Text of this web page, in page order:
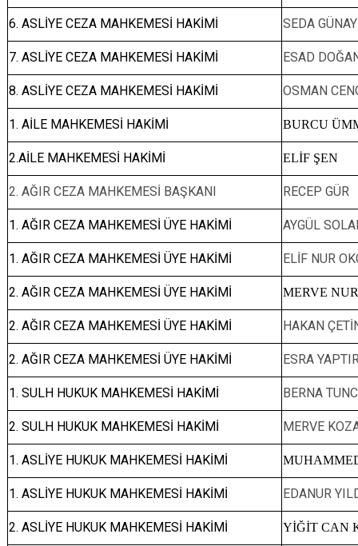
6. ASLİYE CEZA MAHKEMESİ HAKİMİ SEDA
7. ASLİYE CEZA MAHKEMESİ HAKİMİ ESAD
8. ASLİYE CEZA MAHKEMESİ HAKİMİ OSMAN
1. AİLE MAHKEMESİ HAKİMİ BURCU
2.AİLE MAHKEMESİ HAKİMİ ELİF ŞEN
2. AĞIR CEZA MAHKEMESİ BAŞKANI RECEP GÜR
1. AĞIR CEZA MAHKEMESİ ÜYE HAKİMİ AYGÜL
1. AĞIR CEZA MAHKEMESİ ÜYE HAKİMİ ELİF NUR
2. AĞIR CEZA MAHKEMESİ ÜYE HAKİMİ MERVE
2. AĞIR CEZA MAHKEMESİ ÜYE HAKİMİ HAKAN
2. AĞIR CEZA MAHKEMESİ ÜYE HAKİMİ ESRA
1. SULH HUKUK MAHKEMESİ HAKİMİ BERNA
2. SULH HUKUK MAHKEMESİ HAKİMİ MERVE
1. ASLİYE HUKUK MAHKEMESİ HAKİMİ
1. ASLİYE HUKUK MAHKEMESİ HAKİMİ EDANUR
2. ASLİYE HUKUK MAHKEMESİ HAKİMİ YİĞİT CAN